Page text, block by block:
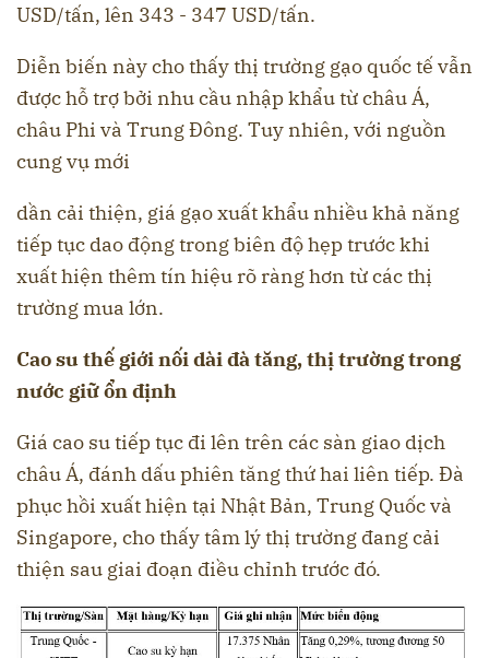
USD/tấn, lên 343 - 347 USD/tấn.
Diễn biến này cho thấy thị trường gạo quốc tế vẫn
được hỗ trợ bởi nhu cầu nhập khẩu từ châu Á,
châu Phi và Trung Đông. Tuy nhiên, với nguồn
cung vụ mới
dần cải thiện, giá gạo xuất khẩu nhiều khả năng
tiếp tục dao động trong biên độ hẹp trước khi
xuất hiện thêm tín hiệu rõ ràng hơn từ các thị
trường mua lớn.
Cao su thế giới nối dài đà tăng, thị trường trong
nước giữ ổn đ ịnh
Giá cao su tiếp tục đi lên trên các sàn giao dịch
châu Á, đánh dấu phiên tăng thứ hai liên tiếp. Đà
phục hồi xuất hiện tại Nhật Bản, Trung Quốc và
Singapore, cho thấy tâm lý thị trường đang cải
thiện sau giai đoạn điều chỉnh trước đó.